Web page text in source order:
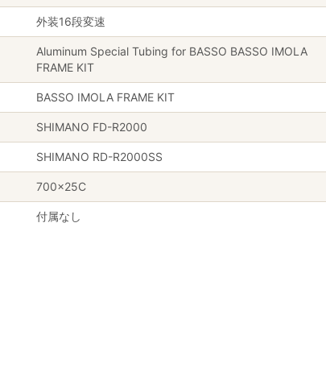
外装16段変速
Aluminum Special Tubing for BASSO BASSO IMOLA
FRAME KIT
BASSO IMOLA FRAME KIT
SHIMANO FD-R2000
SHIMANO RD-R2000SS
700×25C
付属なし